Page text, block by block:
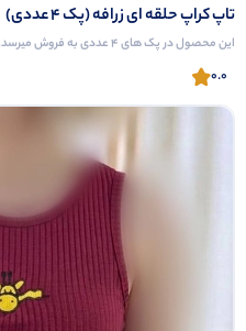
تاپ کراپ حلقه ای زرافه (پک 4 عددی)
این محصول در پک های 4 عددی به فروش میرسد.
0.0